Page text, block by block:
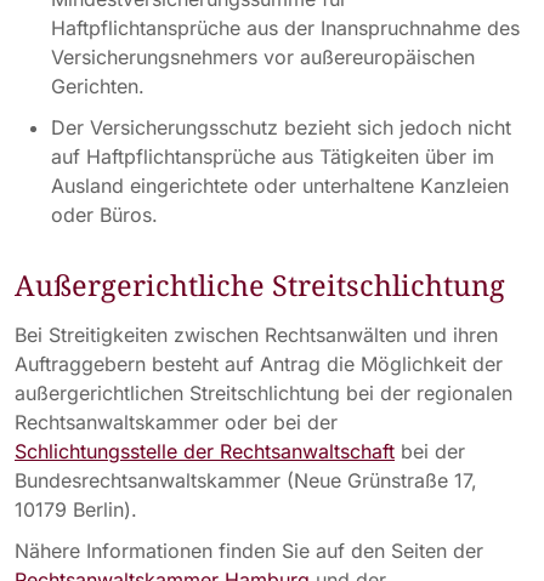
Haftpflichtansprüche aus der Inanspruchnahme des
Versicherungsnehmers vor außereuropäischen
Gerichten.
Der Versicherungsschutz bezieht sich jedoch nicht
auf Haftpflichtansprüche aus Tätigkeiten über im
Ausland eingerichtete oder unterhaltene Kanzleien
oder Büros.
Außergerichtliche Streitschlichtung
Bei Streitigkeiten zwischen Rechtsanwälten und ihren
Auftraggebern besteht auf Antrag die Möglichkeit der
außergerichtlichen Streitschlichtung bei der regionalen
Rechtsanwaltskammer oder bei der
Schlichtungsstelle der Rechtsanwaltschaft bei der
Bundesrechtsanwaltskammer (Neue Grünstraße 17,
10179 Berlin).
Nähere Informationen finden Sie auf den Seiten der